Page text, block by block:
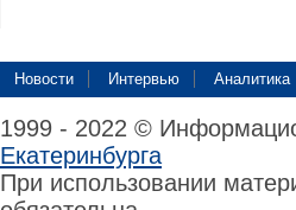
Новости Интервью Аналитика
1999 - 2022 ©
Екатеринбурга
При использовании